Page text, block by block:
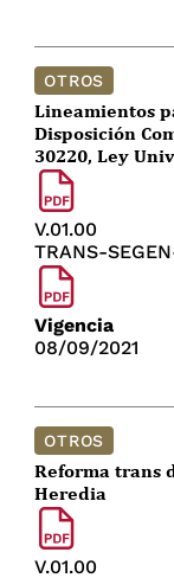
OTROS
Lineamientos
Disposición
30220, Ley
V.01.00
TRANS-
Vigencia
08/09/2021
OTROS
Reforma trans
Heredia
V.01.00